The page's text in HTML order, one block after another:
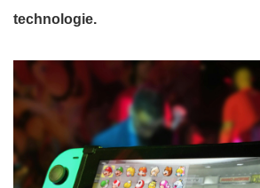
technologie.